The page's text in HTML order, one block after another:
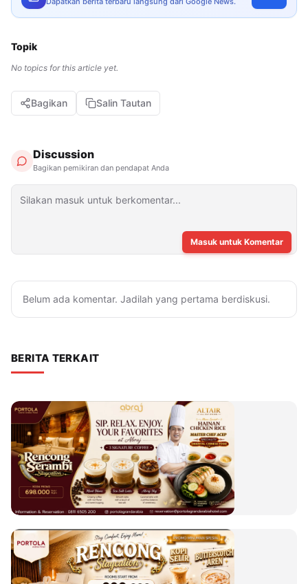
Topik
No topics for this article yet.
Bagikan Salin Tautan
Discussion
Bagikan pemikiran dan pendapat Anda
Masuk untuk Komentar
Belum ada komentar. Jadilah yang pertama berdiskusi.
BERITA TERKAIT